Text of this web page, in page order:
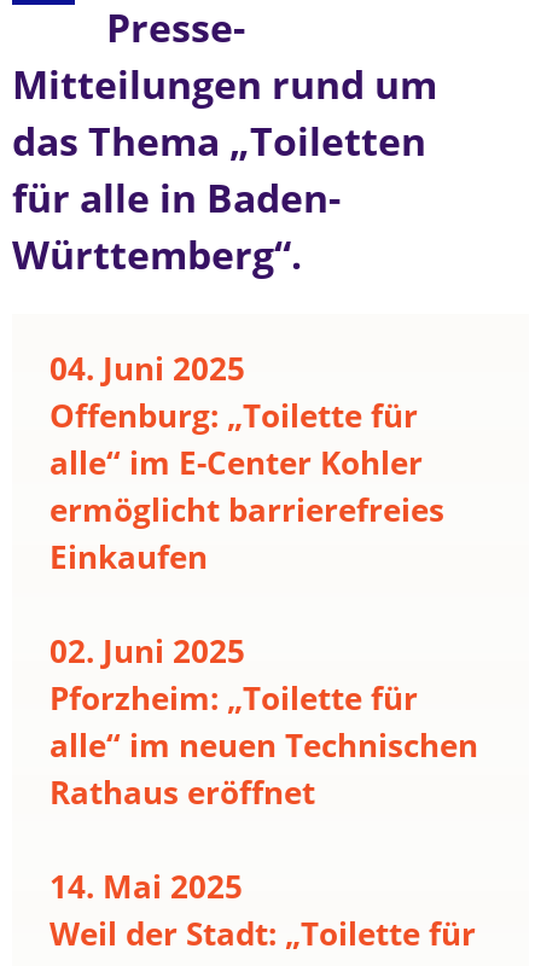
Presse-
Mitteilungen rund um
das Thema „Toiletten
für alle in Baden-
Württemberg“.
04. Juni 2025
Offenburg: „Toilette für
alle“ im E-Center Kohler
ermöglicht barrierefreies
Einkaufen
02. Juni 2025
Pforzheim: „Toilette für
alle“ im neuen Technischen
Rathaus eröffnet
14. Mai 2025
Weil der Stadt: „Toilette für